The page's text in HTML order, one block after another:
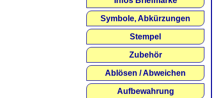
Symbole, Abkürzungen
Stempel
Zubehör
Ablösen / Abweichen
Aufbewahrung